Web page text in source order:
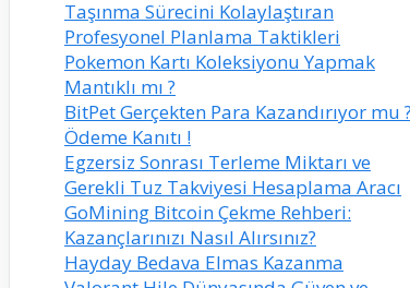
Taşınma Sürecini Kolaylaştıran
Profesyonel Planlama Taktikleri
Pokemon Kartı Koleksiyonu Yapmak
Mantıklı mı ?
BitPet Gerçekten Para Kazandırıyor mu ?
Ödeme Kanıtı !
Egzersiz Sonrası Terleme Miktarı ve
Gerekli Tuz Takviyesi Hesaplama Aracı
GoMining Bitcoin Çekme Rehberi:
Kazançlarınızı Nasıl Alırsınız?
Hayday Bedava Elmas Kazanma